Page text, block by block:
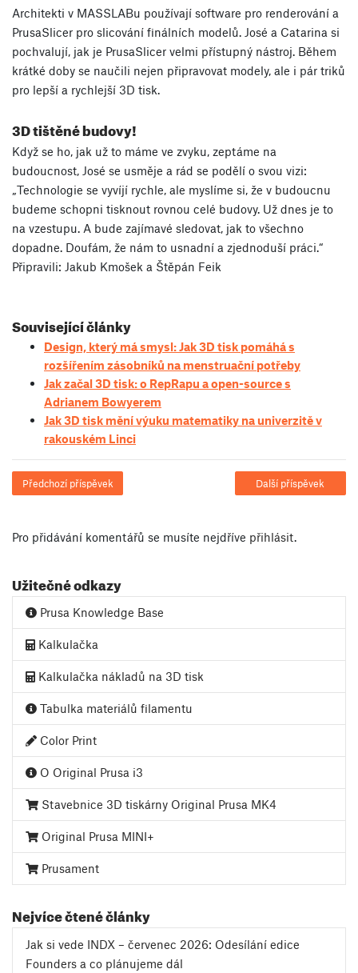
Architekti v MASSLABu používají software pro renderování a
PrusaSlicer pro slicování finálních modelů. José a Catarina si
pochvalují, jak je PrusaSlicer velmi přístupný nástroj. Během
krátké doby se naučili nejen připravovat modely, ale i pár triků
pro lepší a rychlejší 3D tisk.
3D tištěné budovy!
Když se ho, jak už to máme ve zvyku, zeptáme na
budoucnost, José se usměje a rád se podělí o svou vizi:
„Technologie se vyvíjí rychle, ale myslíme si, že v budoucnu
budeme schopni tisknout rovnou celé budovy. Už dnes je to
na vzestupu. A bude zajímavé sledovat, jak to všechno
dopadne. Doufám, že nám to usnadní a zjednoduší práci.“
Připravili: Jakub Kmošek a Štěpán Feik
Související články
Design, který má smysl: Jak 3D tisk pomáhá s
rozšířením zásobníků na menstruační potřeby
Jak začal 3D tisk: o RepRapu a open-source s
Adrianem Bowyerem
Jak 3D tisk mění výuku matematiky na univerzitě v
rakouském Linci
Předchozí příspěvek Další příspěvek
Pro přidávání komentářů se musíte nejdříve přihlásit.
Užitečné odkazy
Prusa Knowledge Base
Kalkulačka
Kalkulačka nákladů na 3D tisk
Tabulka materiálů filamentu
Color Print
O Original Prusa i3
Stavebnice 3D tiskárny Original Prusa MK4
Original Prusa MINI+
Prusament
Nejvíce čtené články
Jak si vede INDX – červenec 2026: Odesílání edice
Founders a co plánujeme dál